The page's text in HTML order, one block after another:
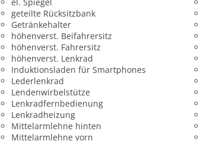
geteilte Rücksitzbank
Getränkehalter
höhenverst. Beifahrersitz
höhenverst. Fahrersitz
höhenverst. Lenkrad
Induktionsladen für Smartphones
Lederlenkrad
Lendenwirbelstütze
Lenkradfernbedienung
Lenkradheizung
Mittelarmlehne hinten
Mittelarmlehne vorn